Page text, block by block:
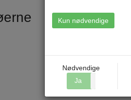
Kun nødvendige
Nødvendige
Ja